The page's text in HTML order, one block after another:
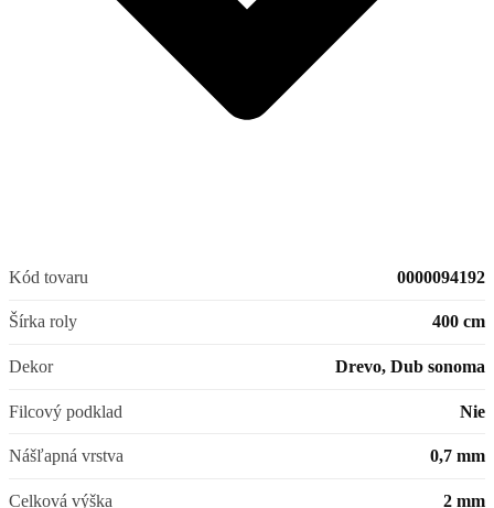
Kód tovaru 0000094192
Šírka roly 400 cm
Dekor Drevo, Dub sonoma
Filcový podklad Nie
Nášľapná vrstva 0,7 mm
Celková výška 2 mm